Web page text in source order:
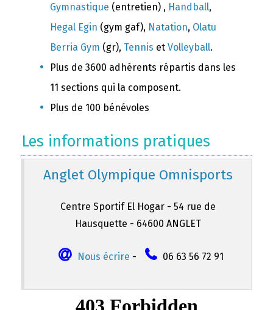
Gymnastique (entretien) , Handball,
Hegal Egin (gym gaf), Natation, Olatu
Berria Gym (gr), Tennis et Volleyball.
Plus de 3600 adhérents répartis dans les
11 sections qui la composent.
Plus de 100 bénévoles
Les informations pratiques
Anglet Olympique Omnisports
Centre Sportif El Hogar - 54 rue de
Hausquette - 64600 ANGLET
Nous écrire - 06 63 56 72 91